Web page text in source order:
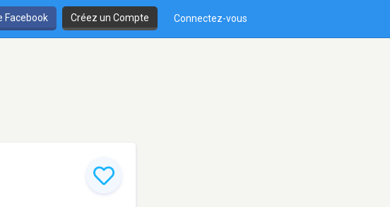
Facebook Créez un Compte Connectez-vous